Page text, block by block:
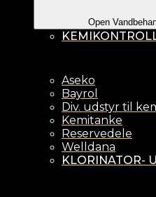
Open
Aseko
Bayrol
Div. udstyr til
Kemitanke
Reservedele
Welldana
KLORINATOR-